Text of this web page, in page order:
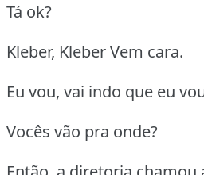
Tá ok?
Kleber, Kleber Vem cara.
Eu vou, vai indo que eu
Vocês vão pra onde?